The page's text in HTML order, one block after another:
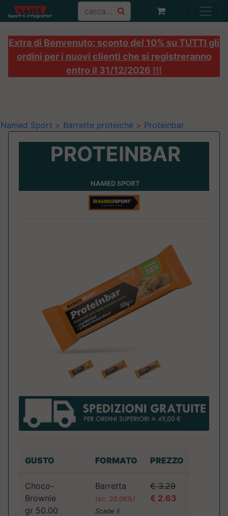
Extra di Benvenuto: sconto del 10% su TUTTI gli
ordini per i nuovi clienti che si registreranno
entro il 31/12/2026 !!!
Named Sport > Barrette proteiche > Proteinbar
PROTEINBAR
NAMED SPORT
GUSTO FORMATO PREZZO
Choco-
Brownie
gr 50.00
Barretta
(sc. 20.06%)
Scade il
€ 3.29
€ 2.63